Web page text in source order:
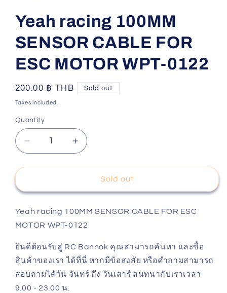
Yeah racing 100MM
SENSOR CABLE FOR
ESC MOTOR WPT-0122
Regular
price
200.00 ฿ THB Sold out
Taxes included.
Quantity
Decrease
quantity
for
racing
SENSOR
CABLE
ESC
MOTOR
WPT-
0122
Increase
quantity
for
racing
SENSOR
CABLE
ESC
MOTOR
WPT-
0122
Sold out
Yeah racing 100MM SENSOR CABLE FOR ESC
MOTOR WPT-0122
ยินดีต้อนรับสู่ RC Bannok คุณสามารถค้นหา และซื้อ
สินค้าของเรา ได้ที่นี่ หากมีข้อสงสัย หรือคำถามสามารถ
สอบถามได้วัน จันทร์ ถึง วันเสาร์ สนทนากับเราเวลา
9.00 - 23.00 น.